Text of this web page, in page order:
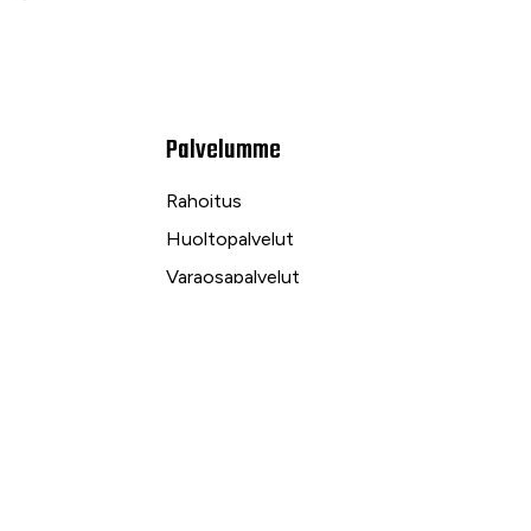
Palvelumme
Rahoitus
Huoltopalvelut
Varaosapalvelut